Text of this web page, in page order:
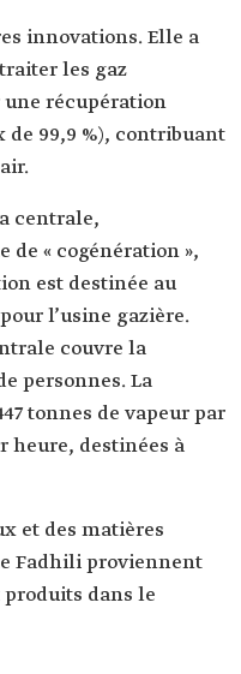
innovations. Elle a
les gaz
une récupération
99,9 %), contribuant
centrale,
« cogénération »,
est destinée au
l’usine gazière.
couvre la
personnes. La
tonnes de vapeur par
heure, destinées à
et des matières
Fadhili proviennent
dans le